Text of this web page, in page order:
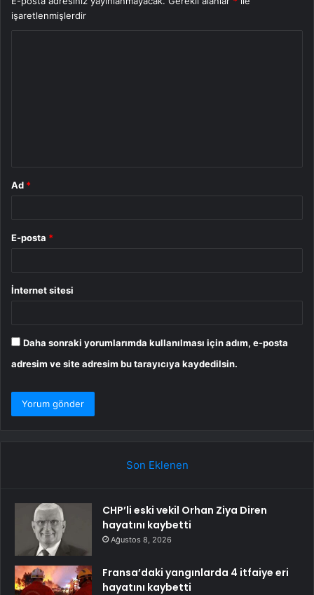
işaretlenmişlerdir
Ad *
E-posta *
İnternet sitesi
Daha sonraki yorumlarımda kullanılması için adım, e-posta
adresim ve site adresim bu tarayıcıya kaydedilsin.
Son Eklenen
CHP’li eski vekil Orhan Ziya Diren
hayatını kaybetti
Ağustos 8, 2026
Fransa’daki yangınlarda 4 itfaiye eri
hayatını kaybetti